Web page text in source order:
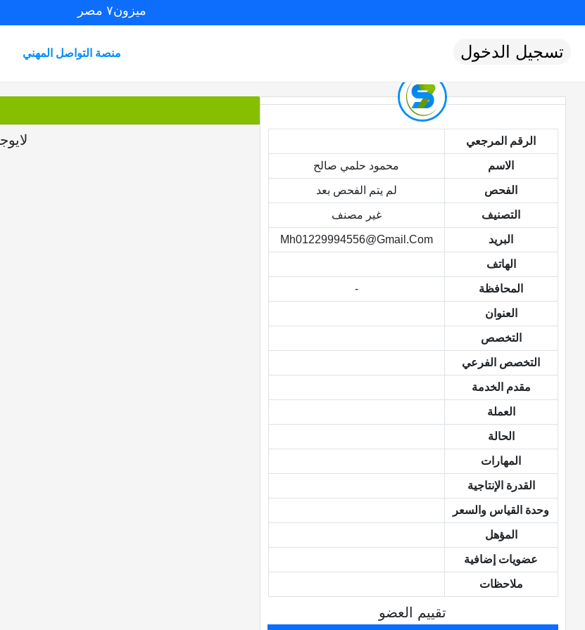
ميزون٧ مصر
منصة التواصل المهني تسجيل الدخول
الرقم المرجعي
الاسم محمود حلمي صالح
الفحص لم يتم الفحص بعد
التصنيف غير مصنف
البريد Mh01229994556@gmail.com
الهاتف
المحافظة -
العنوان
التخصص
التخصص الفرعي
مقدم الخدمة
العملة
الحالة
المهارات
القدرة الإنتاجية
وحدة القياس والسعر
المؤهل
عضويات إضافية
ملاحظات
تقييم العضو